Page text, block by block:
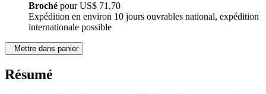
Broché pourUS$ 71,70
Expédition en environ 10 jours ouvrables national, expédition
internationale possible
Mettre dans panier
Résumé